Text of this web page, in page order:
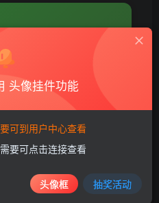
头像挂件功能
可到用户中心查看
要可点击连接查看
头像框 抽奖活动